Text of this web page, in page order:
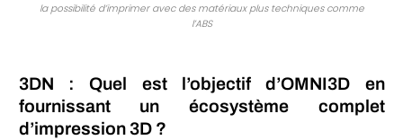
la possibilité d’imprimer avec des matériaux plus techniques comme
l’ABS
3DN : Quel est l’objectif d’OMNI3D en
fournissant un écosystème complet
d’impression 3D ?